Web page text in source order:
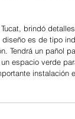
brindó
es de tipo
Tendrá un pañol
espacio verde
instalación